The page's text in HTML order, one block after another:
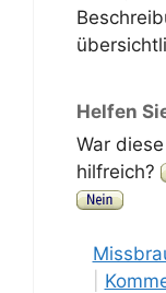
Helfen
War
hilfreich?